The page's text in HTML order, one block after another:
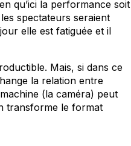
qu’ici la performance soit
spectateurs seraient
elle est fatiguée et il
Mais, si dans ce
la relation entre
(la caméra) peut
transforme le format